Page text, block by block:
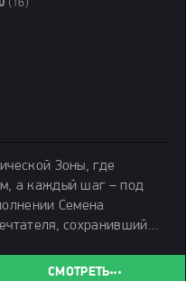
(16)
Зоны, где
а каждый шаг – под
Семена
сохранивший
собирающему
СМОТРЕТЬ